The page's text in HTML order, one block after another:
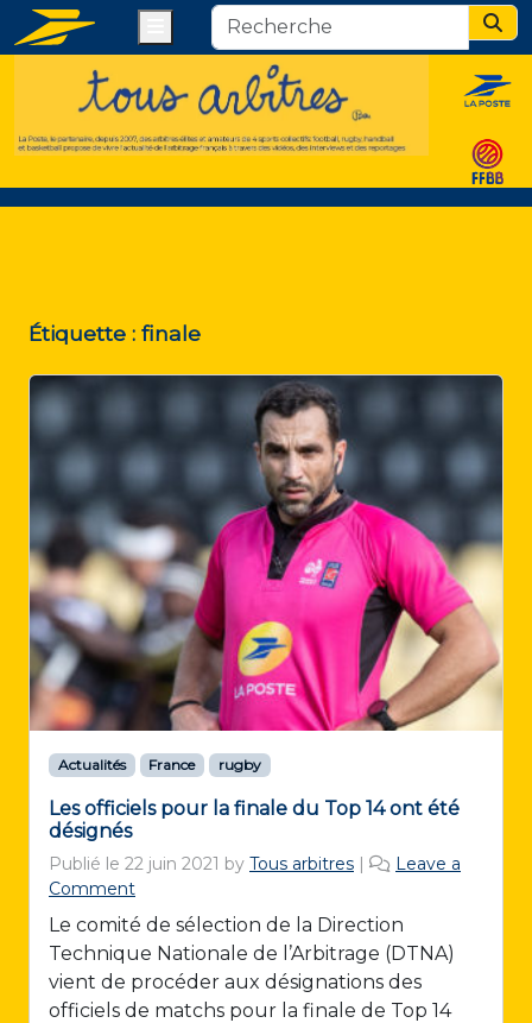
Étiquette : finale
Actualités France rugby
Les officiels pour la finale du Top 14 ont été
désignés
Publié le 22 juin 2021 by Tous arbitres |
Leave a
Comment
Le comité de sélection de la Direction
Technique Nationale de l’Arbitrage (DTNA)
vient de procéder aux désignations des
officiels de matchs pour la finale de Top 14